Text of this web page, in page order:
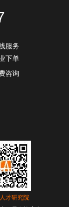
服务
下单
咨询
才研究院